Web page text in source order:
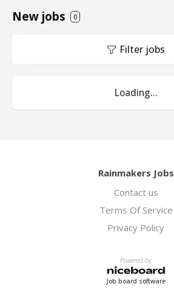
New jobs 0
Filter jobs
Loading...
Rainmakers Jobs
Contact us
Terms Of Service
Privacy Policy
Powered by
Job board software